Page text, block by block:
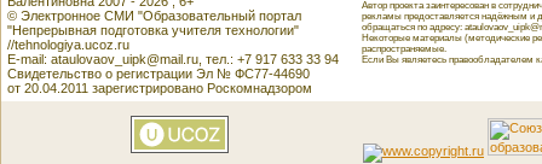
© Электронное СМИ "Образовательный портал
"Непрерывная подготовка учителя технологии"
//tehnologiya.ucoz.ru
E-mail: ataulovaov_uipk@mail.ru, тел.: +7 917 633 33 94
Свидетельство о регистрации Эл № ФС77-44690
от 20.04.2011 зарегистрировано Роскомнадзором
Автор проекта заинтересован в
рекламы предоставляется надёжным и
обращаться по адресу:
Некоторые материалы (методические
распространяемые.
Если Вы являетесь правообладателем